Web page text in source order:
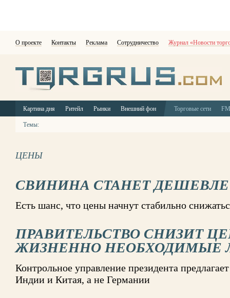
О проекте Контакты Реклама Сотрудничество Журнал «Новости
Картина дня Ритейл Рынки Внешний фон Торговые сети
Темы:
ЦЕНЫ
СВИНИНА СТАНЕТ ДЕШЕВЛЕ
Есть шанс, что цены начнут стабильно
ПРАВИТЕЛЬСТВО СНИЗИТ
ЖИЗНЕННО НЕОБХОДИМЫЕ
Контрольное управление президента
Индии и Китая, а не Германии